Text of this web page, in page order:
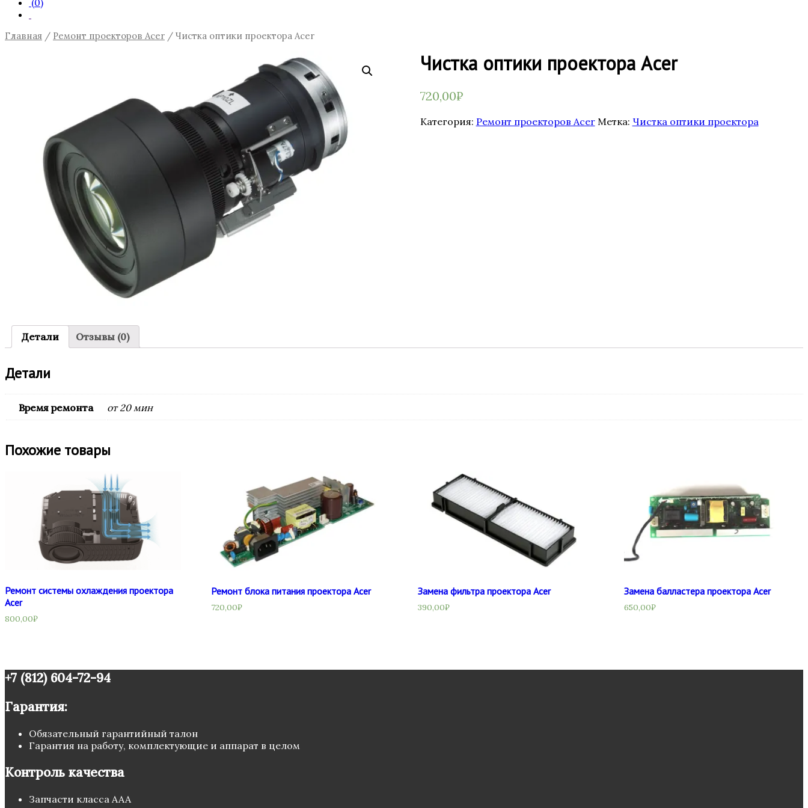
(0)
Главная / Ремонт проекторов Acer / Чистка оптики проектора Acer
Чистка оптики проектора Acer
720,00₽
Категория: Ремонт проекторов Acer Метка: Чистка оптики проектора
Детали Отзывы (0)
Детали
Время ремонта от 20 мин
Похожие товары
Ремонт системы охлаждения проектора
Acer
800,00₽
Ремонт блока питания проектора Acer
720,00₽
Замена фильтра проектора Acer
390,00₽
Замена балластера проектора Acer
650,00₽
+7 (812) 604-72-94
Гарантия:
Обязательный гарантийный талон
Гарантия на работу, комплектующие и аппарат в целом
Контроль качества
Запчасти класса ААА